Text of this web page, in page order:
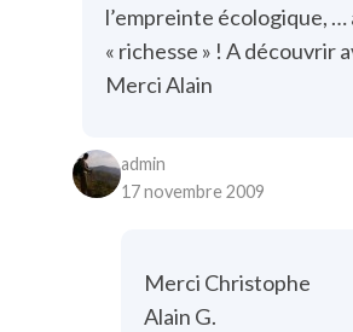
l’empreinte écologique,
« richesse » ! A découvrir
Merci Alain
admin
17 novembre 2009
Merci Christophe
Alain G.